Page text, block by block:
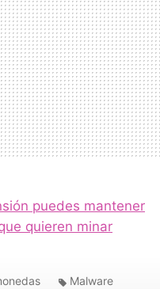
puedes mantener
quieren minar
Malware